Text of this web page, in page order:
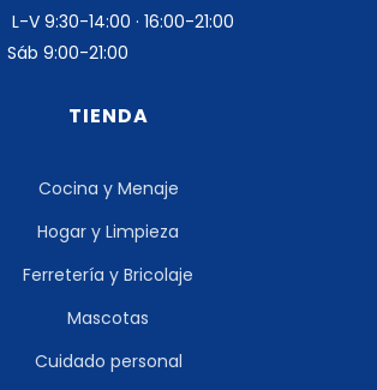
L-V 9:30-14:00 · 16:00-21:00
Sáb 9:00-21:00
TIENDA
Cocina y Menaje
Hogar y Limpieza
Ferretería y Bricolaje
Mascotas
Cuidado personal